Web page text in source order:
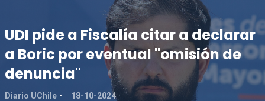
UDI pide a Fiscalía citar a declarar
a Boric por eventual "omisión de
denuncia"
Diario UChile 18-10-2024